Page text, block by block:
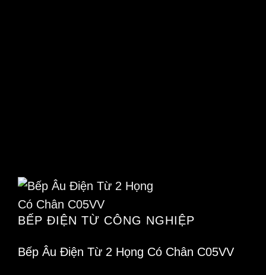
BẾP ĐIỆN TỪ CÔNG NGHIỆP
Bếp Âu Điện Từ 2 Họng Có Chân C05VV